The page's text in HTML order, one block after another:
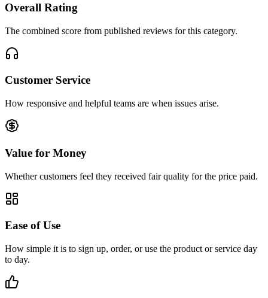
Overall Rating
The combined score from published reviews for this category.
Customer Service
How responsive and helpful teams are when issues arise.
Value for Money
Whether customers feel they received fair quality for the price paid.
Ease of Use
How simple it is to sign up, order, or use the product or service day
to day.